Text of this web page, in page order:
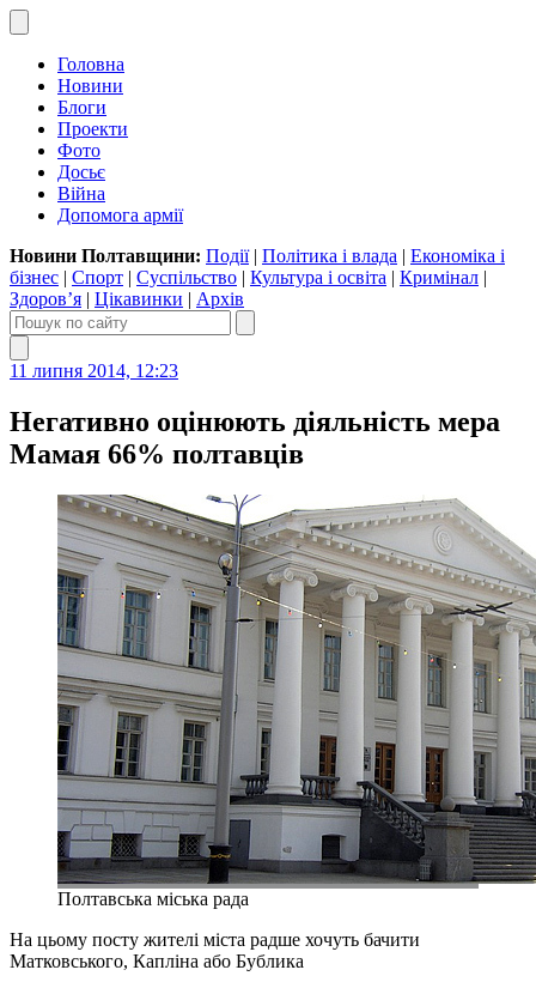
Головна
Новини
Блоги
Проекти
Фото
Досьє
Війна
Допомога армії
Новини Полтавщини: Події| Політика і влада | Економіка і
бізнес | Спорт | Суспільство | Культура і освіта | Кримінал |
Здоров’я | Цікавинки | Архів
11 липня 2014, 12:23
Негативно оцінюють діяльність мера
Мамая 66% полтавців
Полтавська міська рада
На цьому посту жителі міста радше хочуть бачити
Матковського, Капліна або Бублика